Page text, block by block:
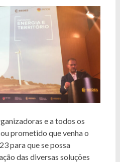
e a todos os
prometido que venha o
para que se possa
das diversas soluções